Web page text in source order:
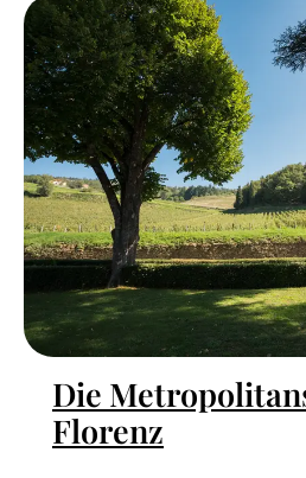
Die
Florenz